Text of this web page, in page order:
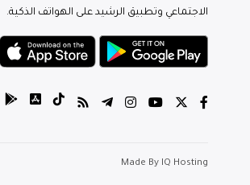
الاجتماعي وتطبيق الرشيد على الهواتف الذكية.
Made By IQ Hosting